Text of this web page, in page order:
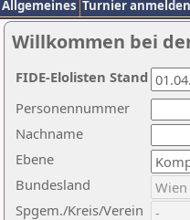
Allgemeines Turnier
Willkommen bei
Nachname
Ebene
Personennummer
Bundesland
Spgem./Kreis/Verein
FIDE-Elolisten Stand